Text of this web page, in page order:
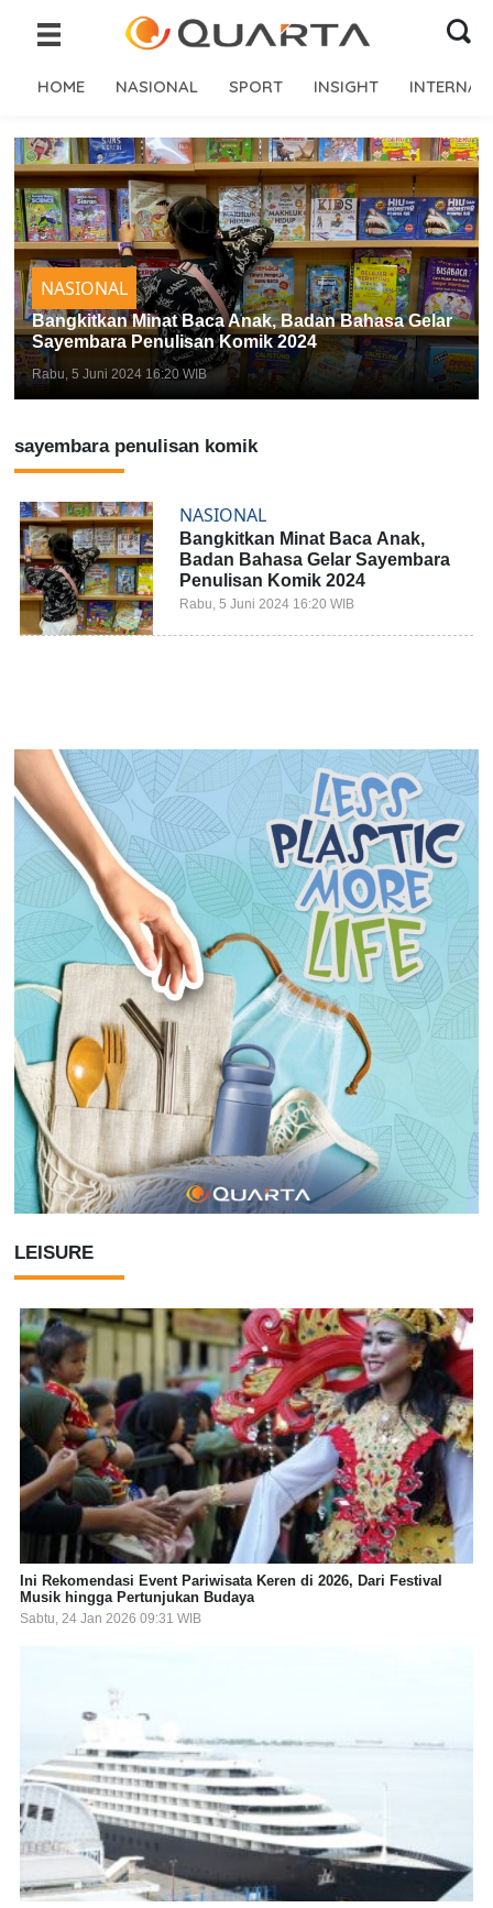
HOME NASIONAL SPORT INSIGHT
NASIONAL
Bangkitkan Minat Baca Anak, Badan Bahasa Gelar
Sayembara Penulisan Komik 2024
Rabu, 5 Juni 2024 16:20 WIB
LEISURE
Ini Rekomendasi Event Pariwisata Keren di 2026, Dari Festival
Musik hingga Pertunjukan Budaya
Sabtu, 24 Jan 2026 09:31 WIB
sayembara penulisan komik
NASIONAL
Bangkitkan Minat Baca Anak,
Badan Bahasa Gelar Sayembara
Penulisan Komik 2024
Rabu, 5 Juni 2024 16:20 WIB